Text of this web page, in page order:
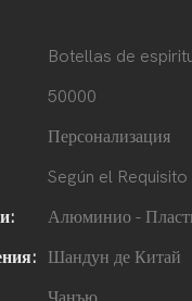
Botellas de
50000
Персонализация
Según el
Алюминио -
Шандун де Китай